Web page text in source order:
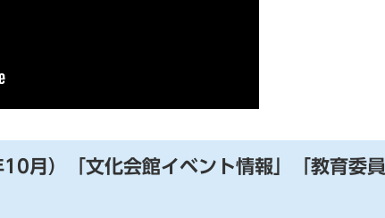
月）「文化会館イベント情報」「教育委員